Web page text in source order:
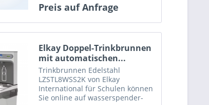
und Hotels.
Preis auf Anfrage
Elkay Doppel-Trinkbrunnen
mit automatischen...
Trinkbrunnen Edelstahl
LZSTL8WSS2K von Elkay
International für Schulen können
Sie online auf wasserspender-